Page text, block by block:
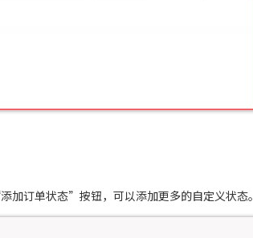
加订单状态”按钮，可以添加更多的自定义状态。